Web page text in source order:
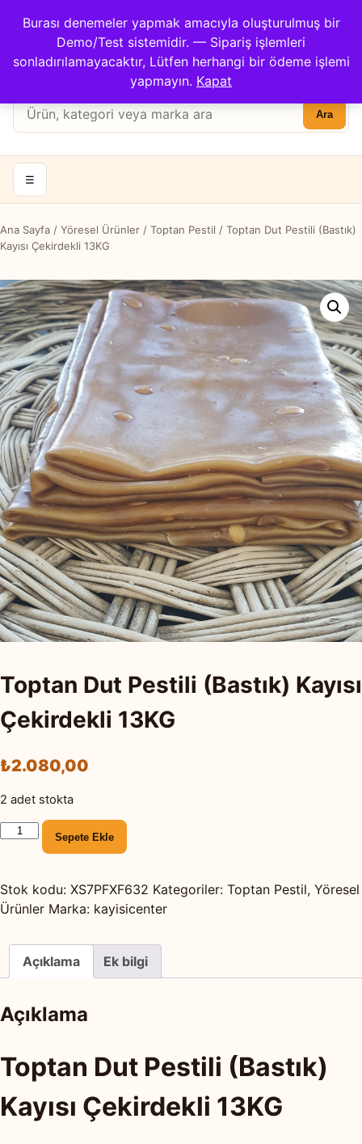
Burası denemeler yapmak amacıyla oluşturulmuş bir
Demo/Test sistemidir. — Sipariş işlemleri
sonladırılamayacaktır, Lütfen herhangi bir ödeme işlemi
yapmayın. Kapat
Kargom Nerede?İletişim
Apricot Center
Ürün
ara:
Ara
Hesabım
Sepet
☰
Ana Sayfa / Yöresel Ürünler / Toptan Pestil / Toptan Dut Pestili (Bastık)
Kayısı Çekirdekli 13KG
Toptan Dut Pestili (Bastık) Kayısı
Çekirdekli 13KG
₺2.080,00
2 adet stokta
Toptan
(Bastık)
Kayısı
13KG
adet
Sepete Ekle
Stok kodu: XS7PFXF632 Kategoriler: Toptan Pestil, Yöresel
Ürünler Marka: kayisicenter
Açıklama Ek bilgi
Açıklama
Toptan Dut Pestili (Bastık)
Kayısı Çekirdekli 13KG